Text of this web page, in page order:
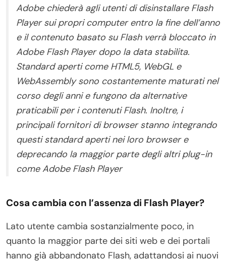
Adobe chiederà agli utenti di disinstallare Flash
Player sui propri computer entro la fine dell’anno
e il contenuto basato su Flash verrà bloccato in
Adobe Flash Player dopo la data stabilita.
Standard aperti come HTML5, WebGL e
WebAssembly sono costantemente maturati nel
corso degli anni e fungono da alternative
praticabili per i contenuti Flash. Inoltre, i
principali fornitori di browser stanno integrando
questi standard aperti nei loro browser e
deprecando la maggior parte degli altri plug-in
come Adobe Flash Player
Cosa cambia con l’assenza di Flash Player?
Lato utente cambia sostanzialmente poco, in
quanto la maggior parte dei siti web e dei portali
hanno già abbandonato Flash, adattandosi ai nuovi